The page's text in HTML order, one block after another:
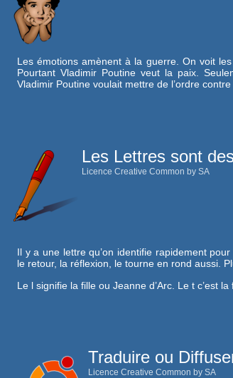
Les émotions amènent à la guerre. On voit
Pourtant Vladimir Poutine veut la paix.
Vladimir Poutine voulait mettre de l’ordre
Les Lettres sont
Licence Creative Common by SA
Il y a une lettre qu’on identifie rapidement
le retour, la réflexion, le tourne en rond aussi.
Le l signifie la fille ou Jeanne d’Arc. Le t c’est
Traduire ou
Licence Creative Common by SA